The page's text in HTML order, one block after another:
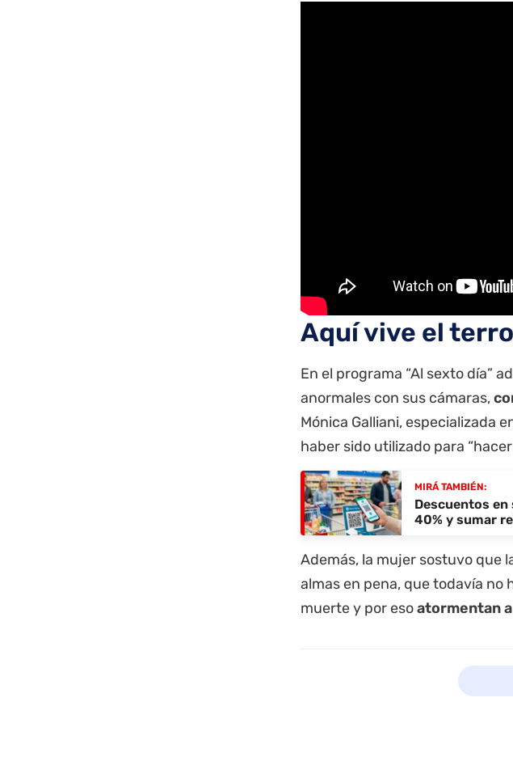
Aquí vive el
En el programa “Al sexto día”
anormales con sus cámaras,
Mónica Galliani, especializada
haber sido utilizado para
MIRÁ TAMBIÉN:
Descuentos
40% y sumar
Además, la mujer sostuvo que
almas en pena, que todavía no
muerte y por esoatormentan